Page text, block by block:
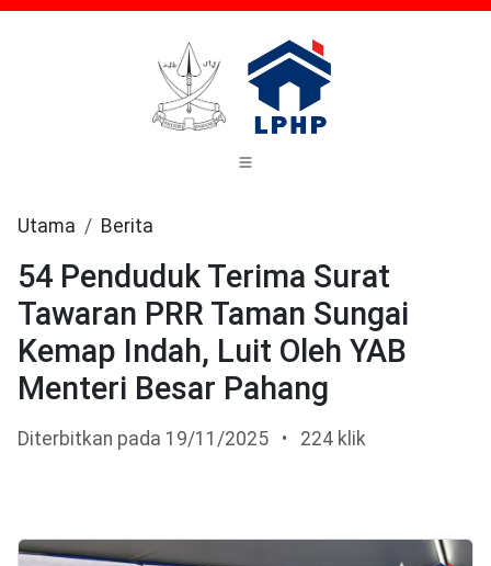
Utama Berita
54 Penduduk Terima Surat
Tawaran PRR Taman Sungai
Kemap Indah, Luit Oleh YAB
Menteri Besar Pahang
Diterbitkan pada 19/11/2025 • 224 klik